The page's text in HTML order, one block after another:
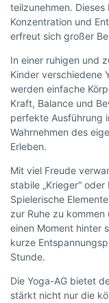
teilzunehmen.
Konzentration und
erfreut sich großer
In einer ruhigen und
Kinder verschiedene
werden einfache
Kraft, Balance und
perfekte Ausführung
Wahrnehmen des
Erleben.
Mit viel Freude
stabile „Krieger“
Spielerische
zur Ruhe zu
einen Moment hinter
kurze
Stunde.
Die Yoga-AG bietet
stärkt nicht nur die